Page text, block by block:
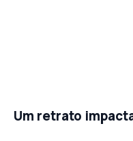
Um retrato